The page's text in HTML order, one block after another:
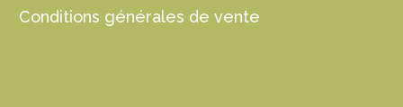
Conditions générales de vente